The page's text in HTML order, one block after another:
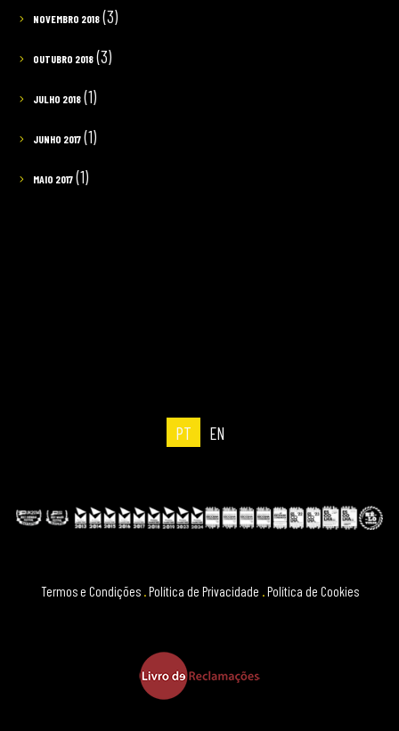
NOVEMBRO 2018(3)
OUTUBRO 2018(3)
JULHO 2018(1)
JUNHO 2017(1)
MAIO 2017(1)
PT EN
Termos e Condições .Política de Privacidade .Política de Cookies